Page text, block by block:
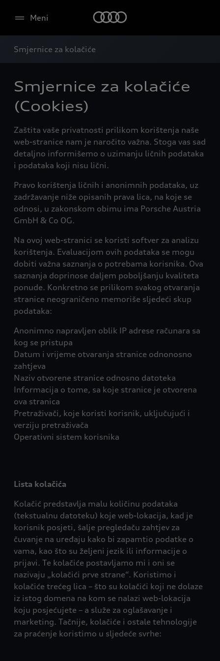
Meni
Smjernice za kolačiće
Smjernice za kolačiće
(Cookies)
Zaštita vaše privatnosti prilikom korištenja naše
web-stranice nam je naročito važna. Stoga vas sad
detaljno informišemo o uzimanju ličnih podataka
i podataka koji nisu lični.
Pravo korištenja ličnih i anonimnih podataka, uz
zadržavanje niže opisanih prava lica, na koje se
odnosi, u zakonskom obimu ima Porsche Austria
GmbH & Co OG.
Na ovoj web-stranici se koristi softver za analizu
korištenja. Evaluacijom ovih podataka se mogu
dobiti važna saznanja o potrebama korisnika. Ova
saznanja doprinose daljem poboljšanju kvaliteta
ponude. Konkretno se prilikom svakog otvaranja
stranice neograničeno memoriše sljedeći skup
podataka:
Anonimno napravljen oblik IP adrese računara sa
kog se pristupa
Datum i vrijeme otvaranja stranice odnonosno
zahtjeva
Naziv otvorene stranice odnosno datoteka
Informacija o tome, sa koje stranice je otvorena
ova stranica
Pretraživači, koje koristi korisnik, uključujući i
verziju pretraživača
Operativni sistem korisnika
Lista kolačića
Kolačić predstavlja malu količinu podataka
(tekstualnu datoteku) koje web-lokacija, kad je
korisnik posjeti, šalje pregledaču zahtjev za
čuvanje na uređaju kako bi zapamtio podatke o
vama, kao što su željeni jezik ili informacije o
prijavi. Te kolačiće postavljamo mi i oni se
nazivaju „kolačići prve strane“. Koristimo i
kolačiće trećeg lica – što su kolačići koji ne dolaze
iz istog domena na kom se nalazi web-lokacija
koju posjećujete – a služe za oglašavanje i
marketing. Tačnije, kolačiće i ostale tehnologije
za praćenje koristimo u sljedeće svrhe: